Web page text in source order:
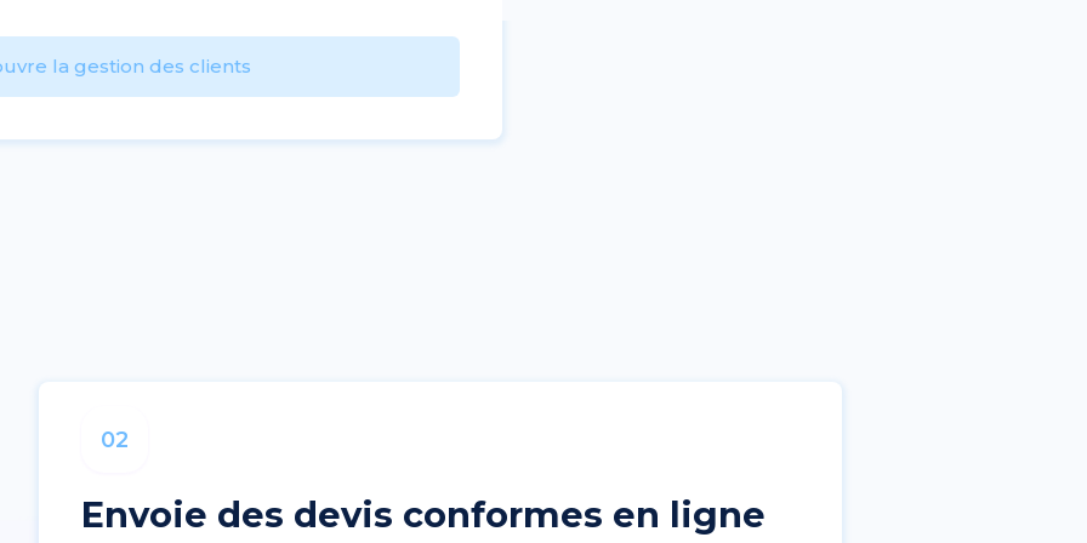
la gestion des clients
02
Envoie des devis conformes en ligne